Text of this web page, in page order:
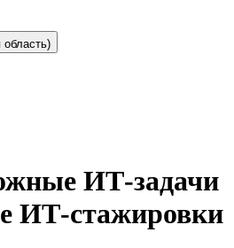
область)
ИТ‑задачи
ИТ‑стажировки